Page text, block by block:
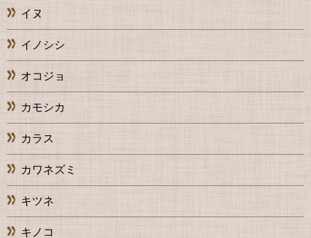
イヌ
イノシシ
オコジョ
カモシカ
カラス
カワネズミ
キツネ
キノコ